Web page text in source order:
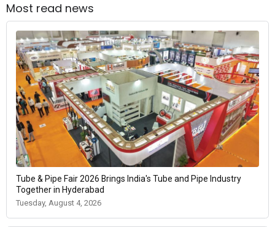
Most read news
Tube & Pipe Fair 2026 Brings India's Tube and Pipe Industry
Together in Hyderabad
Tuesday, August 4, 2026